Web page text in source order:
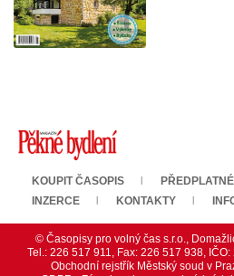
KOUPIT ČASOPIS PŘEDPLATNÉ
INZERCE
KONTAKTY
© Časopisy pro volný čas s.r.o.,
Tel.: 226 517 911, Fax: 226 517 938,
Obchodní rejstřík Městský soud v